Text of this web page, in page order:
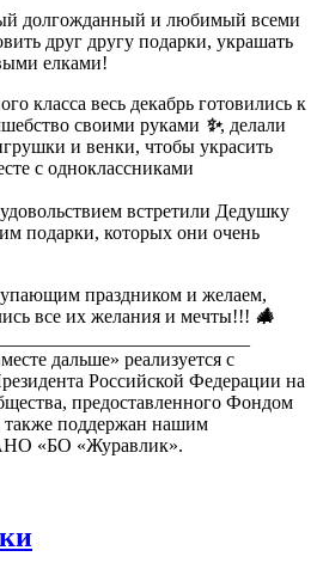
долгожданный и любимый всеми
друг другу подарки, украшать
елками!
класса весь декабрь готовились к
своими руками ✨, делали
и венки, чтобы украсить
с одноклассниками
встретили Дедушку
подарки, которых они очень
праздником и желаем,
все их желания и мечты!!! 🎄
дальше» реализуется с
Российской Федерации на
предоставленного Фондом
также поддержан нашим
«БО «Журавлик».